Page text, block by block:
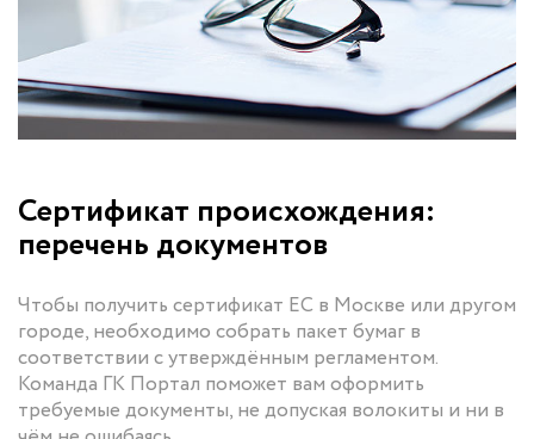
Сертификат происхождения:
перечень документов
Чтобы получить сертификат ЕС в Москве или другом
городе, необходимо собрать пакет бумаг в
соответствии с утверждённым регламентом.
Команда ГК Портал поможет вам оформить
требуемые документы, не допуская волокиты и ни в